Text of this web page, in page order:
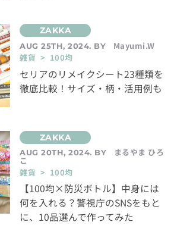
AUG 25TH, 2024. BY
Mayumi.W
雑貨 > 100均
セリアのリメイクシート23種類を
徹底比較！サイズ・柄・活用例も
AUG 20TH, 2024. BY まるやま ひろ
こ
雑貨 > 100均
【100均×防災ボトル】中身には
何を入れる？警視庁のSNSをもと
に、10品選んで作ってみた